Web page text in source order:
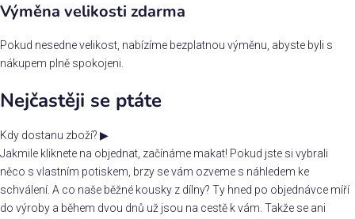
Výměna velikosti zdarma
Pokud nesedne velikost, nabízíme bezplatnou výměnu, abyste byli s
nákupem plně spokojeni.
Nejčastěji se ptáte
Kdy dostanu zboží? ▶
Jakmile kliknete na objednat, začínáme makat! Pokud jste si vybrali
něco s vlastním potiskem, brzy se vám ozveme s náhledem ke
schválení. A co naše běžné kousky z dílny? Ty hned po objednávce míří
do výroby a během dvou dnů už jsou na cestě k vám. Takže se ani